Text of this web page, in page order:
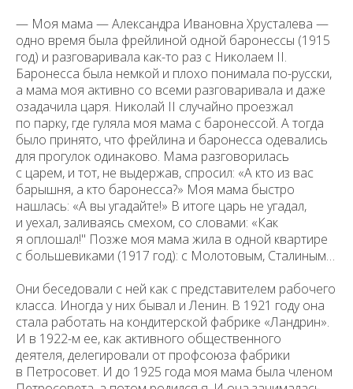
— Моя мама — Александра Ивановна Хрусталева —
одно время была фрейлиной одной баронессы (1915
год) и разговаривала как-то раз с Николаем II.
Баронесса была немкой и плохо понимала по-русски,
а мама моя активно со всеми разговаривала и даже
озадачила царя. Николай II случайно проезжал
по парку, где гуляла моя мама с баронессой. А тогда
было принято, что фрейлина и баронесса одевались
для прогулок одинаково. Мама разговорилась
с царем, и тот, не выдержав, спросил: «А кто из вас
барышня, а кто баронесса?» Моя мама быстро
нашлась: «А вы угадайте!» В итоге царь не угадал,
и уехал, заливаясь смехом, со словами: «Как
я оплошал!" Позже моя мама жила в одной квартире
с большевиками (1917 год): с Молотовым, Сталиным…
Они беседовали с ней как с представителем рабочего
класса. Иногда у них бывал и Ленин. В 1921 году она
стала работать на кондитерской фабрике «Ландрин».
И в 1922-м ее, как активного общественного
деятеля, делегировали от профсоюза фабрики
в Петросовет. И до 1925 года моя мама была членом